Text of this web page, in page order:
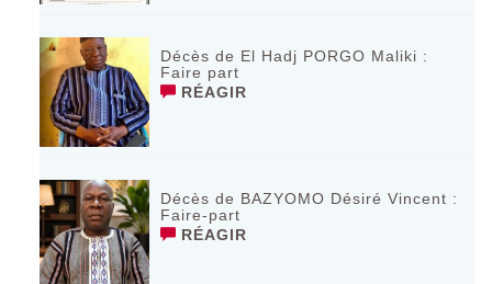
Décès de El Hadj PORGO Maliki :
Faire part
RÉAGIR
Décès de BAZYOMO Désiré Vincent :
Faire-part
RÉAGIR